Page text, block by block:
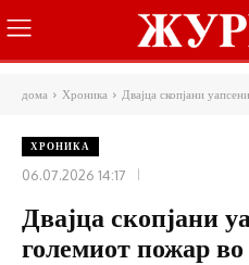
дома Хроника Двајца скопјани
ХРОНИКА
06.07.2026 14:17
Двајца скопјани
големиот пожар